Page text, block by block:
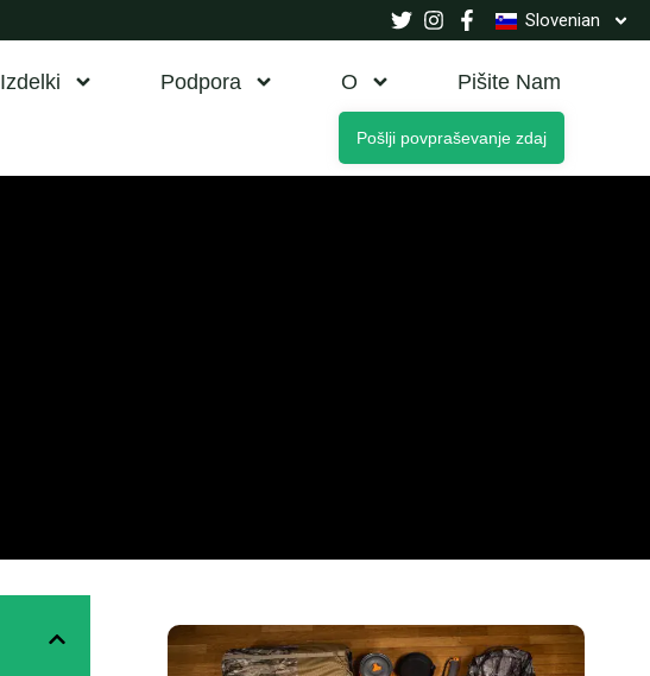
Slovenian
Izdelki Podpora O Pišite Nam
Pošlji povpraševanje zdaj